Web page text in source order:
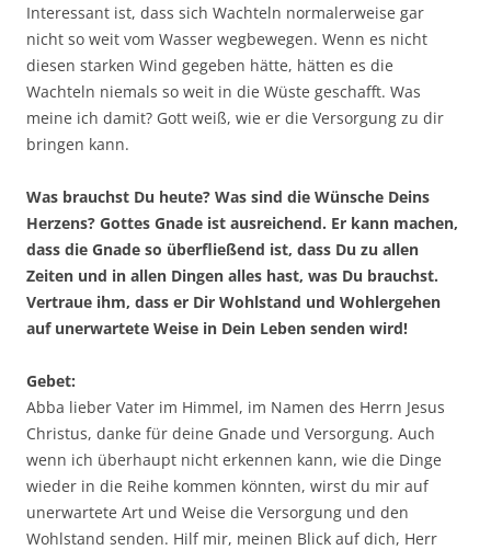
Interessant ist, dass sich Wachteln normalerweise gar
nicht so weit vom Wasser wegbewegen. Wenn es nicht
diesen starken Wind gegeben hätte, hätten es die
Wachteln niemals so weit in die Wüste geschafft. Was
meine ich damit? Gott weiß, wie er die Versorgung zu dir
bringen kann.
Was brauchst Du heute? Was sind die Wünsche Deins
Herzens? Gottes Gnade ist ausreichend. Er kann machen,
dass die Gnade so überfließend ist, dass Du zu allen
Zeiten und in allen Dingen alles hast, was Du brauchst.
Vertraue ihm, dass er Dir Wohlstand und Wohlergehen
auf unerwartete Weise in Dein Leben senden wird!
Gebet:
Abba lieber Vater im Himmel, im Namen des Herrn Jesus
Christus, danke für deine Gnade und Versorgung. Auch
wenn ich überhaupt nicht erkennen kann, wie die Dinge
wieder in die Reihe kommen könnten, wirst du mir auf
unerwartete Art und Weise die Versorgung und den
Wohlstand senden. Hilf mir, meinen Blick auf dich, Herr